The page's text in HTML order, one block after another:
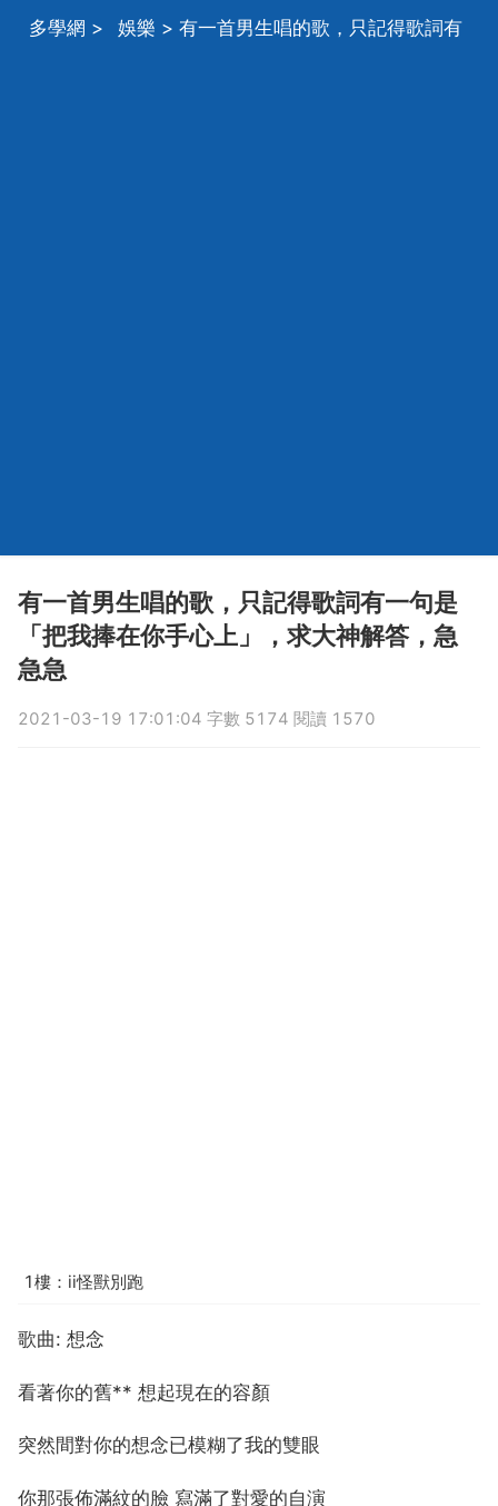
多學網 > 娛樂 > 有一首男生唱的歌，只記得歌詞有
有一首男生唱的歌，只記得歌詞有一句是
「把我捧在你手心上」，求大神解答，急
急急
2021-03-19 17:01:04 字數 5174 閱讀 1570
1樓：ii怪獸別跑
歌曲: 想念
看著你的舊** 想起現在的容顏
突然間對你的想念已模糊了我的雙眼
你那張佈滿紋的臉 寫滿了對愛的自演